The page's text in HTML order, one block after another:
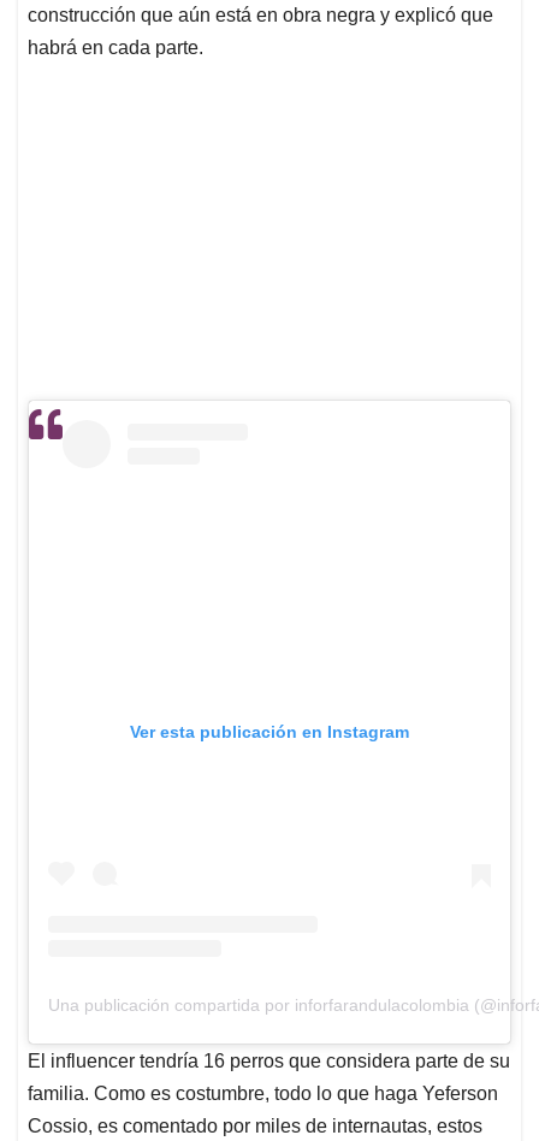
construcción que aún está en obra negra y explicó que
habrá en cada parte.
Ver esta publicación en Instagram
Una publicación compartida por inforfarandulacolombia
El influencer tendría 16 perros que considera parte de su
familia. Como es costumbre, todo lo que haga Yeferson
Cossio, es comentado por miles de internautas, estos